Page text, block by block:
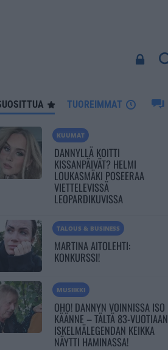
TUOREIMMAT
KUUMAT
DANNYLLÄ KOITTI
KISSANPÄIVÄT? HELMI
LOUKASMÄKI POSEERAA
VIETTELEVISSÄ
LEOPARDIKUVISSA
TALOUS & BUSINESS
MARTINA AITOLEHTI:
KONKURSSI!
MUSIIKKI
OHO! DANNYN VOINNISSA ISO
KÄÄNNE – TÄLTÄ 83-VUOTIAAN
ISKELMÄLEGENDAN KEIKKA
NÄYTTI HAMINASSA!